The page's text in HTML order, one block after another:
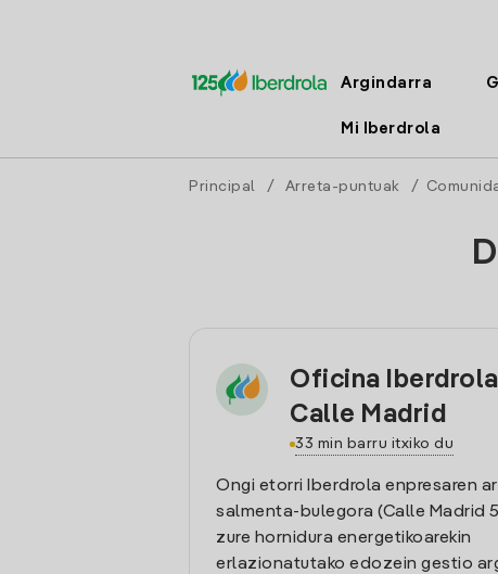
Argindarra
Mi Iberdrola
Principal / Arreta-puntuak /
Oficina
Calle Madrid
33 min barru itxiko du
Ongi etorri Iberdrola enpresaren
salmenta-bulegora (Calle Madrid
zure hornidura energetikoarekin
erlazionatutako edozein gestio